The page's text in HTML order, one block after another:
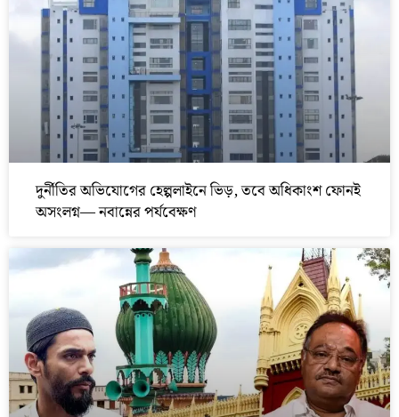
দুর্নীতির অভিযোগের হেল্পলাইনে ভিড়, তবে অধিকাংশ ফোনই
অসংলগ্ন— নবান্নের পর্যবেক্ষণ